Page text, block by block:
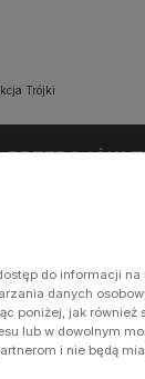
Trójki
PRZEBOJÓW
do informacji
danych
poniżej, jak również
lub w dowolnym
i nie będą